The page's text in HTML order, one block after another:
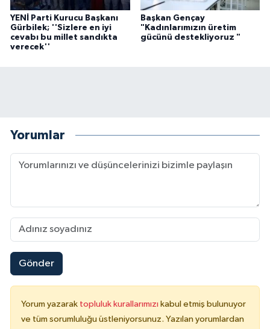
YENİ Parti Kurucu Başkanı
Gürbilek; ''Sizlere en iyi
cevabı bu millet sandıkta
verecek''
Başkan Gençay
"Kadınlarımızın üretim
gücünü destekliyoruz "
Yorumlar
Gönder
Yorum yazarak topluluk kurallarımızı kabul etmiş bulunuyor
ve tüm sorumluluğu üstleniyorsunuz. Yazılan yorumlardan